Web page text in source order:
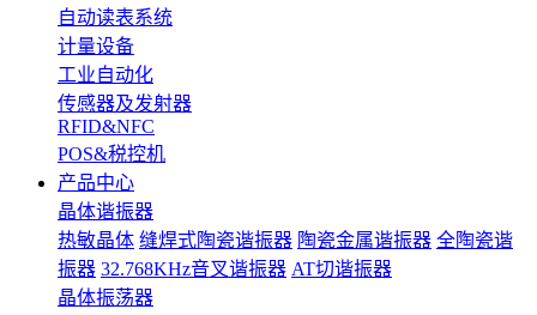
自动读表系统
计量设备
工业自动化
传感器及发射器
RFID&NFC
POS&税控机
产品中心
晶体谐振器
热敏晶体 缝焊式陶瓷谐振器 陶瓷金属谐振器 全陶瓷谐
振器 32.768KHz音叉谐振器 AT切谐振器
晶体振荡器